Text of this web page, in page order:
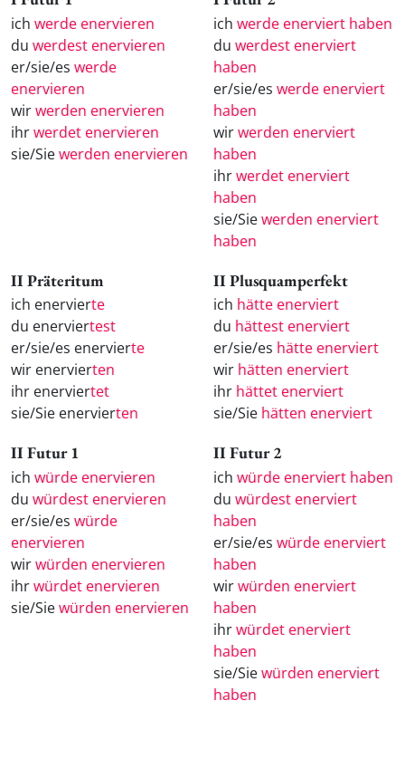
ich werde enervieren
du werdest enervieren
er/sie/es werde
enervieren
wirwerden enervieren
ihrwerdet enervieren
sie/Siewerden enervieren
ich werde enerviert haben
du werdest enerviert
haben
er/sie/es werde enerviert
haben
wirwerden enerviert
haben
ihrwerdet enerviert
haben
sie/Siewerden enerviert
haben
II Präteritum
ich enervierte
du enerviertest
er/sie/es enervierte
wir enervierten
ihr enerviertet
sie/Sie enervierten
II Plusquamperfekt
ich hätte enerviert
du hättest enerviert
er/sie/es hätte enerviert
wir hätten enerviert
ihr hättet enerviert
sie/Sie hätten enerviert
II Futur 1
ich würde enervieren
du würdest enervieren
er/sie/es würde
enervieren
wirwürden enervieren
ihrwürdet enervieren
sie/Siewürden enervieren
II Futur 2
ich würde enerviert haben
du würdest enerviert
haben
er/sie/es würde enerviert
haben
wirwürden enerviert
haben
ihrwürdet enerviert
haben
sie/Siewürden enerviert
haben